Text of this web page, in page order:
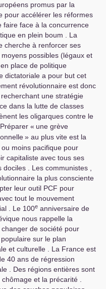
promus par la
pour accélérer les réformes
faire face à la concurrence
en plein boum . La
cherche à renforcer ses
possibles (légaux et
place de politique
dictatoriale a pour but cet
révolutionnaire est donc
une stratégie
dans la lutte de classes
les oligarques contre le
« une grève
» au plus vite est la
moins pacifique pour
capitaliste avec tous ses
. Les communistes ,
la plus consciente
leur outil PCF pour
tout le mouvement
. Le 100e anniversaire de
nous rappelle la
de société pour
sur le plan
et culturelle . La France est
40 ans de régression
. Des régions entières sont
et la précarité .